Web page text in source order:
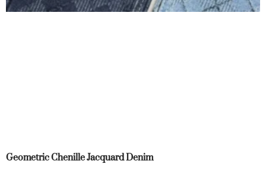
Geometric Chenille Jacquard Denim